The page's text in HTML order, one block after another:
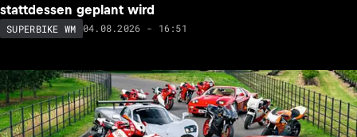
stattdessen geplant wird
SUPERBIKE WM 04.08.2026 - 16:51